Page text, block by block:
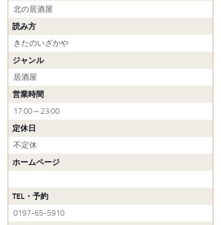
北の居酒屋
読み方
きたのいざかや
ジャンル
居酒屋
営業時間
17:00～23:00
定休日
不定休
ホームページ
TEL・予約
0197-65-5910